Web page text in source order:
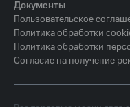
Документы
Пользовательское
Политика обработки
Политика обработки
Согласие на получение